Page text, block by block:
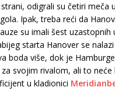
odigrali su četiri meča
Ipak, treba reći da
su imali šest
starta Hanover se
boda više, dok je
svojim rivalom, ali to
u kladionici